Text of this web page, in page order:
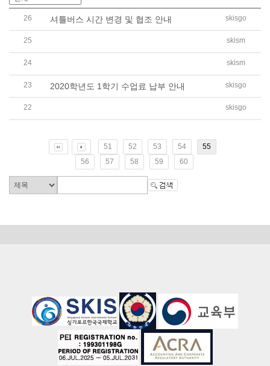
26 셔틀버스 시간 변경 및 협조 안내 skisgo
25 2020학년도 대비 중등영어과 레벨테스트 실시 안내
skism
24 2020학년도 중고등부 교육 계획 수립을 위한 온라인 설문
skism
23 2020학년도 1학기 수업료 납부 안내 skisgo
22 2019학년도 저소득층 자녀 학비지원금 신청 안내skisgo
51 52 53 54
55
56
57 58 59 60